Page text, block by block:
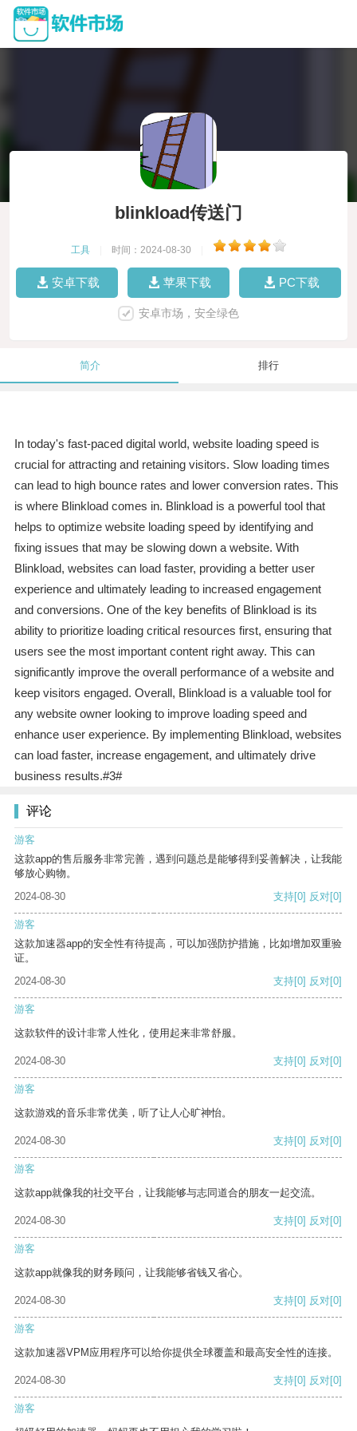
blinkload传送门
工具 时间：2024-08-30
安卓下载 苹果下载 PC下载
安卓市场，安全绿色
简介 排行
In today's fast-paced digital world, website loading speed is
crucial for attracting and retaining visitors. Slow loading times
can lead to high bounce rates and lower conversion rates. This
is where Blinkload comes in. Blinkload is a powerful tool that
helps to optimize website loading speed by identifying and
fixing issues that may be slowing down a website. With
Blinkload, websites can load faster, providing a better user
experience and ultimately leading to increased engagement
and conversions. One of the key benefits of Blinkload is its
ability to prioritize loading critical resources first, ensuring that
users see the most important content right away. This can
significantly improve the overall performance of a website and
keep visitors engaged. Overall, Blinkload is a valuable tool for
any website owner looking to improve loading speed and
enhance user experience. By implementing Blinkload, websites
can load faster, increase engagement, and ultimately drive
business results.#3#
评论
游客
这款app的售后服务非常完善，遇到问题总是能够得到妥善解决，让我能
够放心购物。
2024-08-30
支持[0] 反对[0]
游客
这款加速器app的安全性有待提高，可以加强防护措施，比如增加双重验
证。
2024-08-30
支持[0] 反对[0]
游客
这款软件的设计非常人性化，使用起来非常舒服。
2024-08-30 支持[0] 反对[0]
游客
这款游戏的音乐非常优美，听了让人心旷神怡。
2024-08-30 支持[0] 反对[0]
游客
这款app就像我的社交平台，让我能够与志同道合的朋友一起交流。
2024-08-30 支持[0] 反对[0]
游客
这款app就像我的财务顾问，让我能够省钱又省心。
2024-08-30 支持[0] 反对[0]
游客
这款加速器VPM应用程序可以给你提供全球覆盖和最高安全性的连接。
2024-08-30 支持[0] 反对[0]
游客